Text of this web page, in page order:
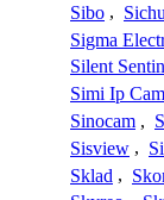
Sibo ,
Sigma
Silent
Simi Ip
Sinocam ,
Sisview ,
Sklad ,